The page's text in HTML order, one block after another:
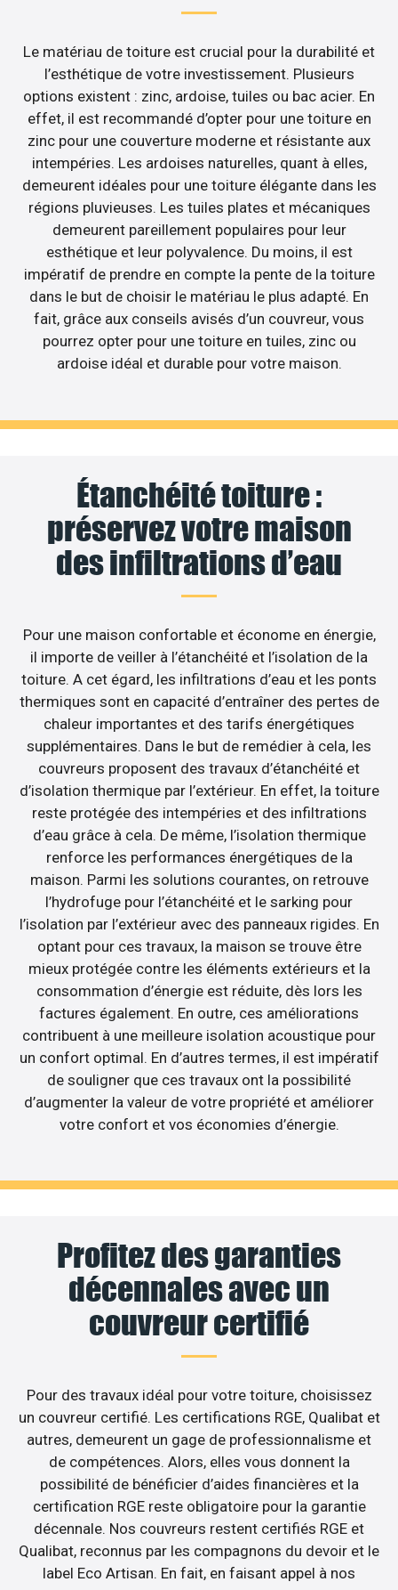
Le matériau de toiture est crucial pour la durabilité et
l’esthétique de votre investissement. Plusieurs
options existent : zinc, ardoise, tuiles ou bac acier. En
effet, il est recommandé d’opter pour une toiture en
zinc pour une couverture moderne et résistante aux
intempéries. Les ardoises naturelles, quant à elles,
demeurent idéales pour une toiture élégante dans les
régions pluvieuses. Les tuiles plates et mécaniques
demeurent pareillement populaires pour leur
esthétique et leur polyvalence. Du moins, il est
impératif de prendre en compte la pente de la toiture
dans le but de choisir le matériau le plus adapté. En
fait, grâce aux conseils avisés d’un couvreur, vous
pourrez opter pour une toiture en tuiles, zinc ou
ardoise idéal et durable pour votre maison.
Étanchéité toiture :
préservez votre maison
des infiltrations d’eau
Pour une maison confortable et économe en énergie,
il importe de veiller à l’étanchéité et l’isolation de la
toiture. A cet égard, les infiltrations d’eau et les ponts
thermiques sont en capacité d’entraîner des pertes de
chaleur importantes et des tarifs énergétiques
supplémentaires. Dans le but de remédier à cela, les
couvreurs proposent des travaux d’étanchéité et
d’isolation thermique par l’extérieur. En effet, la toiture
reste protégée des intempéries et des infiltrations
d’eau grâce à cela. De même, l’isolation thermique
renforce les performances énergétiques de la
maison. Parmi les solutions courantes, on retrouve
l’hydrofuge pour l’étanchéité et le sarking pour
l’isolation par l’extérieur avec des panneaux rigides. En
optant pour ces travaux, la maison se trouve être
mieux protégée contre les éléments extérieurs et la
consommation d’énergie est réduite, dès lors les
factures également. En outre, ces améliorations
contribuent à une meilleure isolation acoustique pour
un confort optimal. En d’autres termes, il est impératif
de souligner que ces travaux ont la possibilité
d’augmenter la valeur de votre propriété et améliorer
votre confort et vos économies d’énergie.
Profitez des garanties
décennales avec un
couvreur certifié
Pour des travaux idéal pour votre toiture, choisissez
un couvreur certifié. Les certifications RGE, Qualibat et
autres, demeurent un gage de professionnalisme et
de compétences. Alors, elles vous donnent la
possibilité de bénéficier d’aides financières et la
certification RGE reste obligatoire pour la garantie
décennale. Nos couvreurs restent certifiés RGE et
Qualibat, reconnus par les compagnons du devoir et le
label Eco Artisan. En fait, en faisant appel à nos